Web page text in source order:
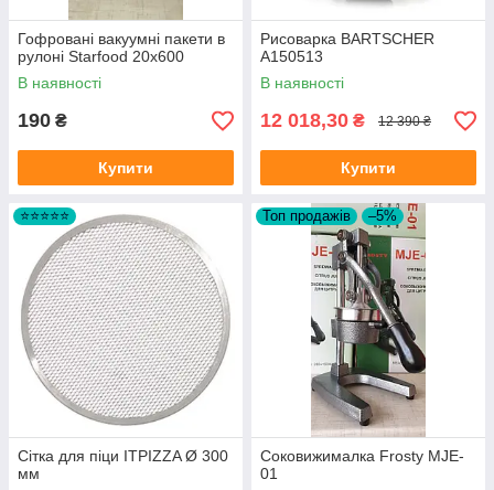
Гофровані вакуумні пакети в
рулоні Starfood 20x600
В наявності
190 ₴
Купити
Рисоварка BARTSCHER
A150513
В наявності
12 018,30 ₴ 12 390 ₴
Купити
⭐⭐⭐⭐⭐
Сітка для піци ITPIZZA Ø 300
мм
Топ продажів –5%
Соковижималка Frosty MJE-
01